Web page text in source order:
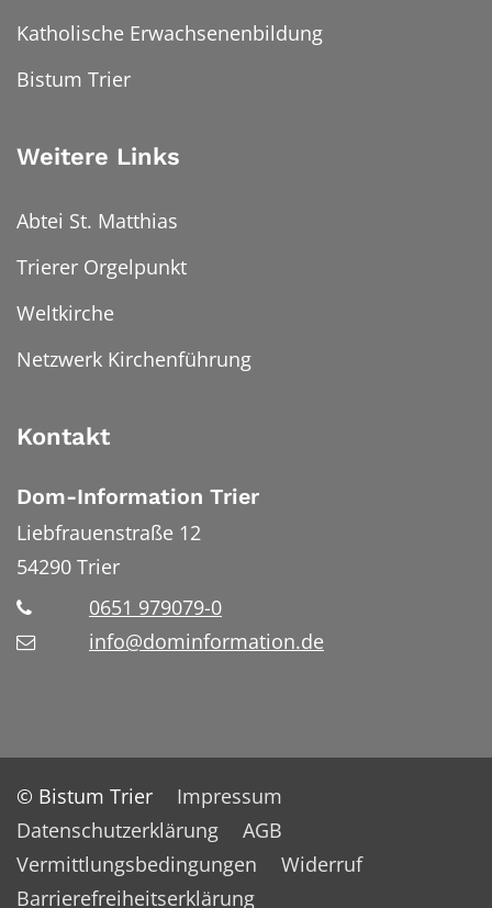
Katholische Erwachsenenbildung
Bistum Trier
Weitere Links
Abtei St. Matthias
Trierer Orgelpunkt
Weltkirche
Netzwerk Kirchenführung
Kontakt
Dom-Information Trier
Liebfrauenstraße 12
54290 Trier
0651 979079-0
info@dominformation.de
© Bistum Trier
Impressum
Datenschutzerklärung
AGB
Vermittlungsbedingungen
Widerruf
Barrierefreiheitserklärung